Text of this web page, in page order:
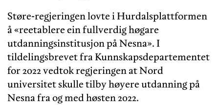
Støre-regjeringen lovte i Hurdalsplattformen
å «reetablere ein fullverdig høgare
utdanningsinstitusjon på Nesna». I
tildelingsbrevet fra Kunnskapsdepartementet
for 2022 vedtok regjeringen at Nord
universitet skulle tilby høyere utdanning på
Nesna fra og med høsten 2022.